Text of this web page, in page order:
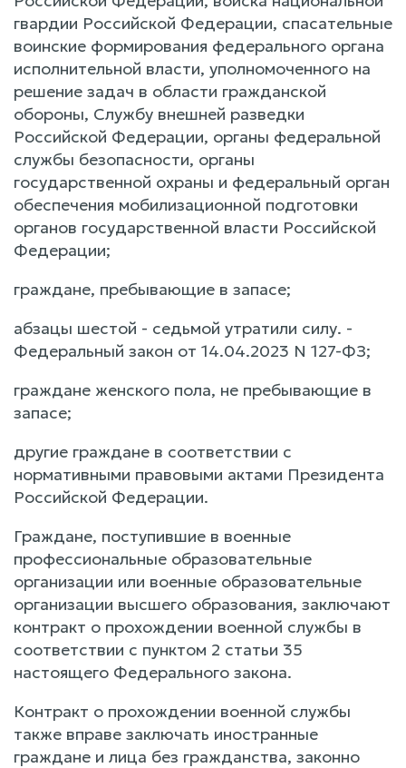
гвардии Российской Федерации, спасательные
воинские формирования федерального органа
исполнительной власти, уполномоченного на
решение задач в области гражданской
обороны, Службу внешней разведки
Российской Федерации, органы федеральной
службы безопасности, органы
государственной охраны и федеральный орган
обеспечения мобилизационной подготовки
органов государственной власти Российской
Федерации;
граждане, пребывающие в запасе;
абзацы шестой - седьмой утратили силу. -
Федеральный закон от 14.04.2023 N 127-ФЗ;
граждане женского пола, не пребывающие в
запасе;
другие граждане в соответствии с
нормативными правовыми актами Президента
Российской Федерации.
Граждане, поступившие в военные
профессиональные образовательные
организации или военные образовательные
организации высшего образования, заключают
контракт о прохождении военной службы в
соответствии с пунктом 2 статьи 35
настоящего Федерального закона.
Контракт о прохождении военной службы
также вправе заключать иностранные
граждане и лица без гражданства, законно